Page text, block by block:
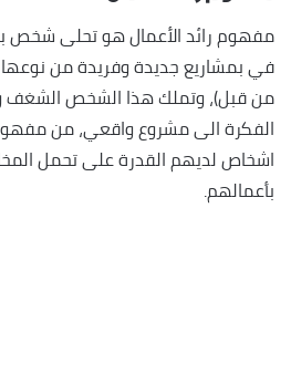
مفهوم رائد الأعمال هو تحلى شخص
في بمشاريع جديدة وفريدة من
من قبل)، وتملك هذا الشخص الشغف
الفكرة الى مشروع واقعي، من مفهوم
اشخاص لديهم القدرة على تحمل
بأعمالهم.